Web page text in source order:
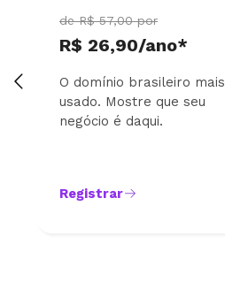
de R$ 57,00 por
R$ 26,90/ano*
O domínio brasileiro mais
usado. Mostre que seu
negócio é daqui.
Registrar